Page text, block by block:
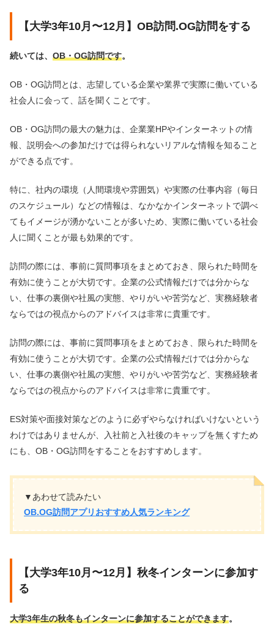
【大学3年10月〜12月】OB訪問.OG訪問をする
続いては、 OB・OG訪問です。
OB・OG訪問とは、志望している企業や業界で実際に働いている
社会人に会って、話を聞くことです。
OB・OG訪問の最大の魅力は、企業業HPやインターネットの情
報、説明会への参加だけでは得られないリアルな情報を知ること
ができる点です。
特に、社内の環境（人間環境や雰囲気）や実際の仕事内容（毎日
のスケジュール）などの情報は、なかなかインターネットで調べ
てもイメージが湧かないことが多いため、実際に働いている社会
人に聞くことが最も効果的です。
訪問の際には、事前に質問事項をまとめておき、限られた時間を
有効に使うことが大切です。企業の公式情報だけでは分からな
い、仕事の裏側や社風の実態、やりがいや苦労など、実務経験者
ならではの視点からのアドバイスは非常に貴重です。
訪問の際には、事前に質問事項をまとめておき、限られた時間を
有効に使うことが大切です。企業の公式情報だけでは分からな
い、仕事の裏側や社風の実態、やりがいや苦労など、実務経験者
ならではの視点からのアドバイスは非常に貴重です。
ES対策や面接対策などのように必ずやらなければいけないという
わけではありませんが、入社前と入社後のキャップを無くすため
にも、OB・OG訪問をすることをおすすめします。
▼あわせて読みたい
OB.OG訪問アプリおすすめ人気ランキング
【大学3年10月〜12月】秋冬インターンに参加す
る
大学3年生の秋冬もインターンに参加することができます。